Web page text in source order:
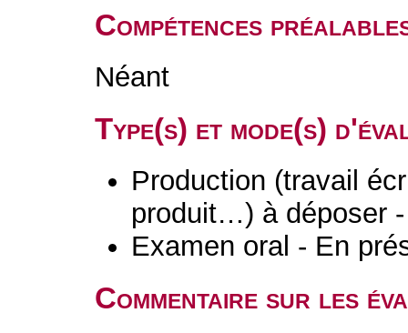
Compétences
Néant
Type(s) et mode(s)
Production (travail
produit…) à déposer
Examen oral - En
Commentaire sur les